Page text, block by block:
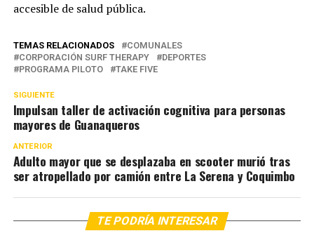
accesible de salud pública.
TEMAS RELACIONADOS
COMUNALES
CORPORACIÓN SURF THERAPY
DEPORTES
PROGRAMA PILOTO
TAKE FIVE
SIGUIENTE
Impulsan taller de activación cognitiva para personas
mayores de Guanaqueros
ANTERIOR
Adulto mayor que se desplazaba en scooter murió tras
ser atropellado por camión entre La Serena y Coquimbo
TE PODRÍA INTERESAR